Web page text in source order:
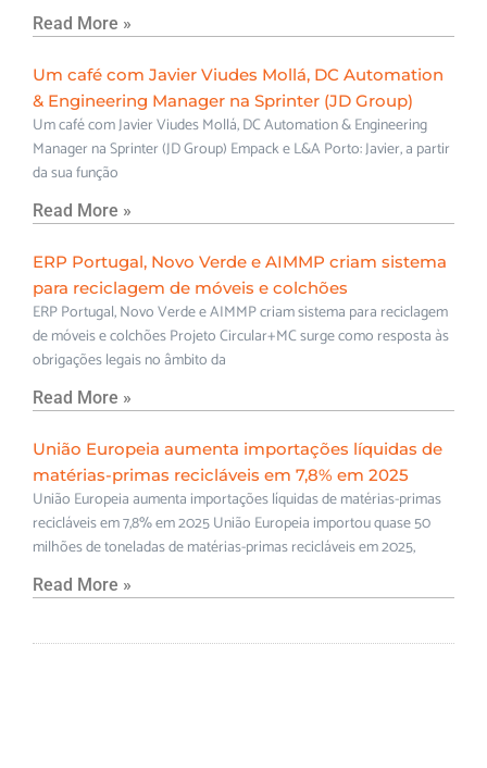
Read More »
Um café com Javier Viudes Mollá, DC Automation
& Engineering Manager na Sprinter (JD Group)
Um café com Javier Viudes Mollá, DC Automation & Engineering
Manager na Sprinter (JD Group) Empack e L&A Porto: Javier, a partir
da sua função
Read More »
ERP Portugal, Novo Verde e AIMMP criam sistema
para reciclagem de móveis e colchões
ERP Portugal, Novo Verde e AIMMP criam sistema para reciclagem
de móveis e colchões Projeto Circular+MC surge como resposta às
obrigações legais no âmbito da
Read More »
União Europeia aumenta importações líquidas de
matérias-primas recicláveis em 7,8% em 2025
União Europeia aumenta importações líquidas de matérias-primas
recicláveis em 7,8% em 2025 União Europeia importou quase 50
milhões de toneladas de matérias-primas recicláveis em 2025,
Read More »